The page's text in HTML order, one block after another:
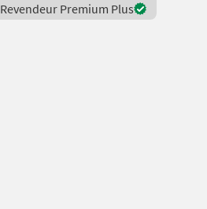
Revendeur Premium Plus